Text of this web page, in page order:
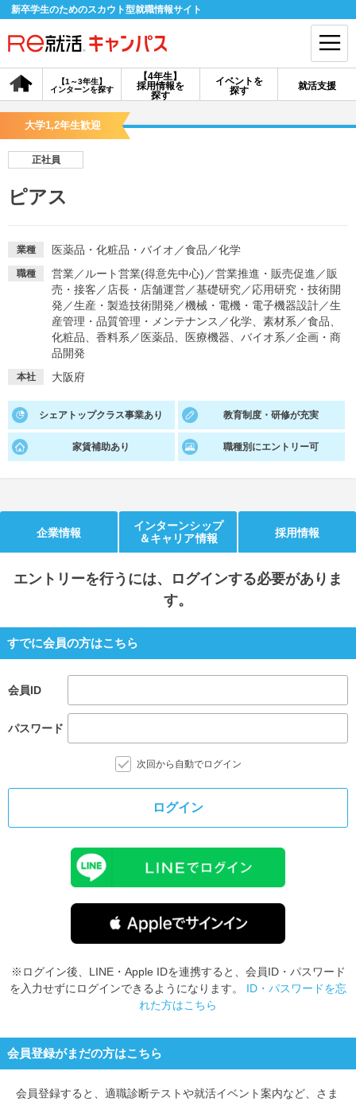
新卒学生のためのスカウト型就職情報サイト
【4年生】
採用情報を
探す
【1～3年生】
インターンを探す
イベントを
探す
就活支援
会員登録 ログイン
探す
イベントを探す スカウト お知らせ
就活ノウハウ・サポート
就活支援
就活ノウハウが満載！ お役立ち記事・相談室など
適職診断 就活チャンネル
就活時事ニュースを更新 不明点があればこちら
大学1,2年生歓迎
正社員
ピアス
業種 医薬品・化粧品・バイオ ／食品 ／化学
職種 営業／ ルート営業(得意先中心) ／営業推進・販売促進 ／販
売・接客 ／ 店長・店舗運営／基礎研究／応用研究・技術開
発 ／生産・製造技術開発 ／機械・電機・電子機器設計／生
産管理・品質管理・メンテナンス ／化学、素材系 ／食品、
化粧品、香料系 ／ 医薬品、医療機器、バイオ系 ／企画・商
品開発
本社 大阪府
シェアトップクラス事業あり 教育制度・研修が充実
家賃補助あり 職種別にエントリー可
企業情報
インターンシップ
＆キャリア情報
採用情報
エントリーを行うには、ログインする必要がありま
す。
すでに会員の方はこちら
会員ID
パスワード
次回から自動でログイン
ログイン
※ログイン後、LINE・Apple IDを連携すると、会員ID・パスワード
を入力せずにログインできるようになります。 ID・パスワードを忘
れた方はこちら
会員登録がまだの方はこちら
会員登録すると、 適職診断テストや就活イベント案内など、さま